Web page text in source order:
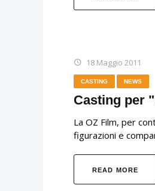
18 Maggio 2011
CASTING NEWS
Casting per
La OZ Film, per
figurazioni e
READ MORE